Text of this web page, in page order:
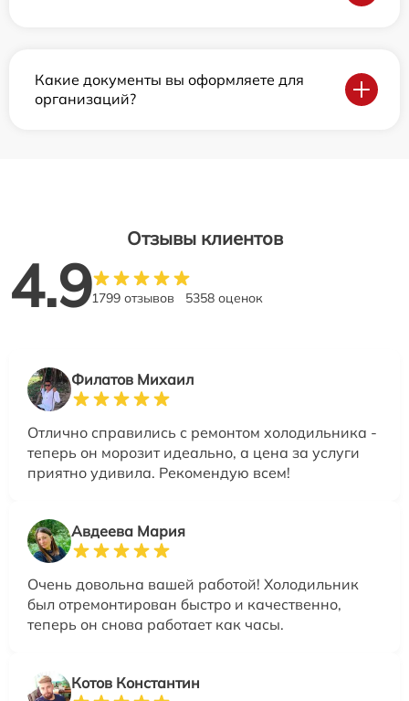
Какие документы вы оформляете для
организаций?
Отзывы клиентов
4.91799 отзывов 5358 оценок
Филатов Михаил
Отлично справились с ремонтом холодильника -
теперь он морозит идеально, а цена за услуги
приятно удивила. Рекомендую всем!
Авдеева Мария
Очень довольна вашей работой! Холодильник
был отремонтирован быстро и качественно,
теперь он снова работает как часы.
Котов Константин